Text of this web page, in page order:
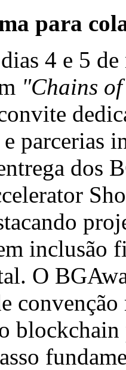
para
4 e 5
"Chains
parcerias
dos
inclusão
O